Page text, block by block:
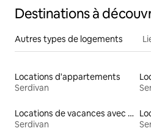
Destinations à
Autres types de logements
Locations d'appartements
Serdivan
Locations de vacances avec piscine
Serdivan